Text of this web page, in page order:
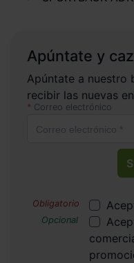
Apúntate y
Apúntate a nuestro
recibir las nuevas
Correo electrónico